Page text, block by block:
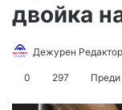
двойка
Дежурен Редактор
0 297